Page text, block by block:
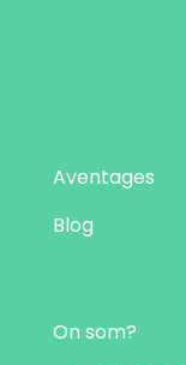
Aventages
Blog
On som?